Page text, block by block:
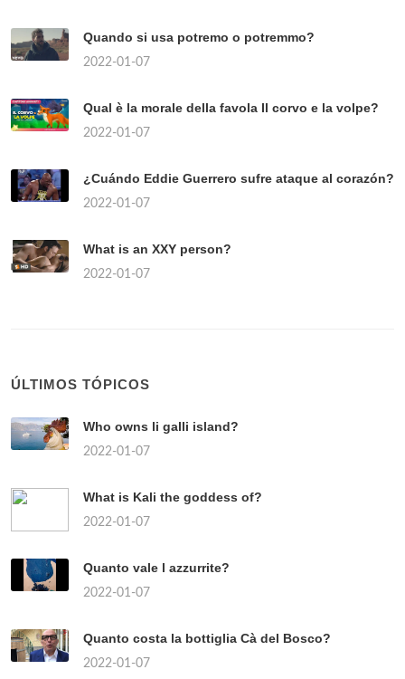
Quando si usa potremo o potremmo?
2022-01-07
Qual è la morale della favola Il corvo e la volpe?
2022-01-07
¿Cuándo Eddie Guerrero sufre ataque al corazón?
2022-01-07
What is an XXY person?
2022-01-07
ÚLTIMOS TÓPICOS
Who owns li galli island?
2022-01-07
What is Kali the goddess of?
2022-01-07
Quanto vale l azzurrite?
2022-01-07
Quanto costa la bottiglia Cà del Bosco?
2022-01-07